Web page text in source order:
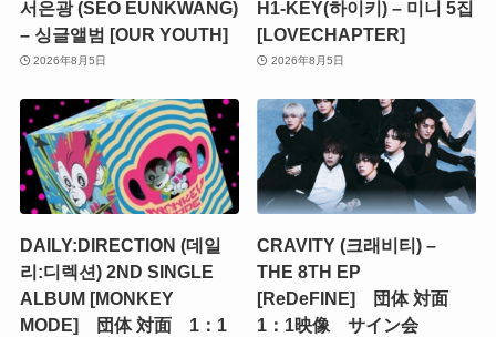
서은광 (SEO EUNKWANG)
– 싱글앨범 [OUR YOUTH]
2026年8月5日
H1-KEY(하이키) – 미니 5집
[LOVECHAPTER]
2026年8月5日
DAILY:DIRECTION (데일
리:디렉션) 2ND SINGLE
ALBUM [MONKEY
MODE] 団体 対面 1：1
CRAVITY (크래비티) –
THE 8TH EP
[ReDeFINE] 団体 対面
1：1映像 サイン会